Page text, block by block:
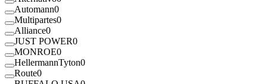
Automann0
Multipartes0
Alliance0
JUST POWER0
MONROE0
HellermannTyton0
Route0